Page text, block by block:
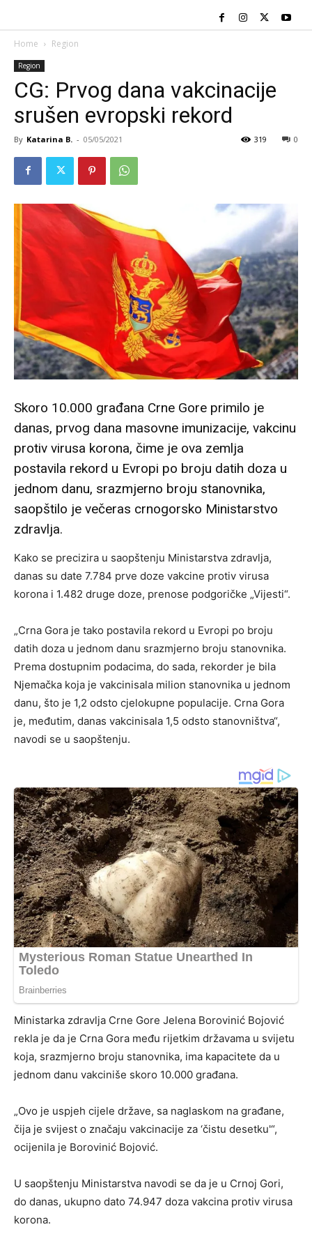
Home Region
Region
CG: Prvog dana vakcinacije
srušen evropski rekord
By Katarina B. - 05/05/2021 0
319
Skoro 10.000 građana Crne Gore primilo je
danas, prvog dana masovne imunizacije, vakcinu
protiv virusa korona, čime je ova zemlja
postavila rekord u Evropi po broju datih doza u
jednom danu, srazmjerno broju stanovnika,
saopštilo je večeras crnogorsko Ministarstvo
zdravlja.
Kako se precizira u saopštenju Ministarstva zdravlja,
danas su date 7.784 prve doze vakcine protiv virusa
korona i 1.482 druge doze, prenose podgoričke „Vijesti“.
„Crna Gora je tako postavila rekord u Evropi po broju
datih doza u jednom danu srazmjerno broju stanovnika.
Prema dostupnim podacima, do sada, rekorder je bila
Njemačka koja je vakcinisala milion stanovnika u jednom
danu, što je 1,2 odsto cjelokupne populacije. Crna Gora
je, međutim, danas vakcinisala 1,5 odsto stanovništva“,
navodi se u saopštenju.
Ministarka zdravlja Crne Gore Jelena Borovinić Bojović
rekla je da je Crna Gora među rijetkim državama u svijetu
koja, srazmjerno broju stanovnika, ima kapacitete da u
jednom danu vakciniše skoro 10.000 građana.
„Ovo je uspjeh cijele države, sa naglaskom na građane,
čija je svijest o značaju vakcinacije za ‘čistu desetku'“,
ocijenila je Borovinić Bojović.
U saopštenju Ministarstva navodi se da je u Crnoj Gori,
do danas, ukupno dato 74.947 doza vakcina protiv virusa
korona.